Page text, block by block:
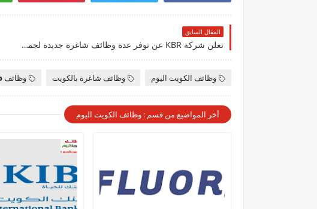
المقال السابق
تعلن شركة KBR عن توفر عدة وظائف شاغرة جديدة لجميع الجنسيات في الكويت
وظائف الكويت اليوم وظائف شاغرة بالكويت وظائف
أخر المواضيع من قسم : وظائف الكويت اليوم